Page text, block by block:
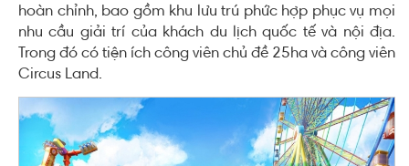
hoàn chỉnh, bao gồm khu lưu trú phức hợp phục vụ mọi
nhu cầu giải trí của khách du lịch quốc tế và nội địa.
Trong đó có tiện ích công viên chủ đề 25ha và công viên
Circus Land.